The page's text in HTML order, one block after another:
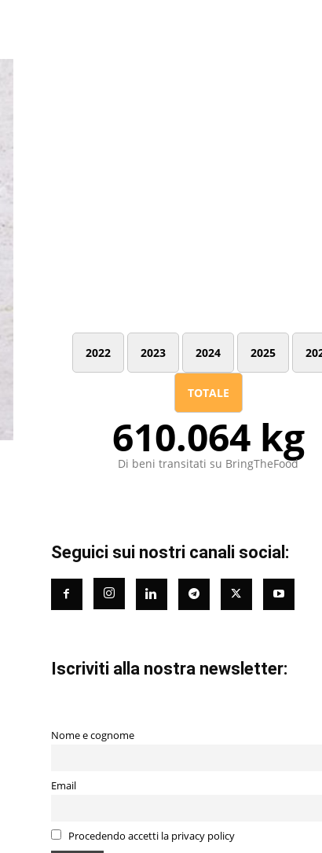
2022 2023 2024 2025
TOTALE
610.064 kg
Di beni transitati su BringTheFood
Seguici sui nostri canali social:
Iscriviti alla nostra newsletter:
Nome e cognome
Email
Procedendo accetti la privacy policy